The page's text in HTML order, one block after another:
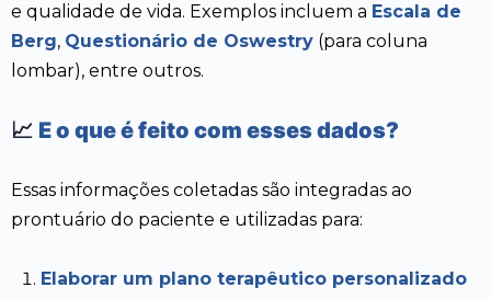
e qualidade de vida. Exemplos incluem a Escala de
Berg, Questionário de Oswestry (para coluna
lombar), entre outros.
📈 E o que é feito com esses dados?
Essas informações coletadas são integradas ao
prontuário do paciente e utilizadas para:
Elaborar um plano terapêutico personalizado